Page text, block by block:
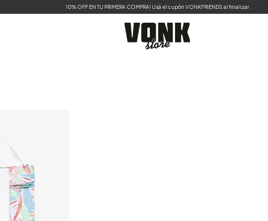
10% OFF EN TU PRIMERA COMPRA! Usá el cupón VONKFRIENDS al finalizar